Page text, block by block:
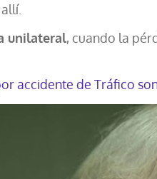
unilateral, cuando la
accidente de Tráfico